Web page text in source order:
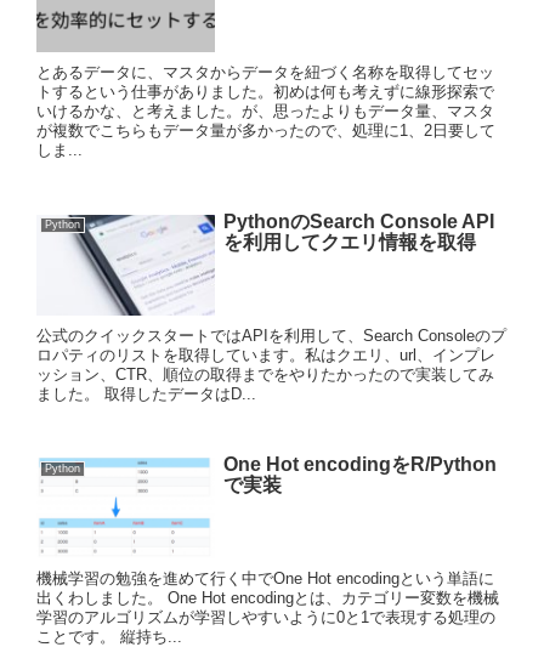
とあるデータに、マスタからデータを紐づく名称を取得してセッ
トするという仕事がありました。初めは何も考えずに線形探索で
いけるかな、と考えました。が、思ったよりもデータ量、マスタ
が複数でこちらもデータ量が多かったので、処理に1、2日要して
しま...
Python
PythonのSearch Console API
を利用してクエリ情報を取得
公式のクイックスタートではAPIを利用して、Search Consoleのプ
ロパティのリストを取得しています。私はクエリ、url、インプレ
ッション、CTR、順位の取得までをやりたかったので実装してみ
ました。 取得したデータはD...
Python
One Hot encodingをR/Python
で実装
機械学習の勉強を進めて行く中でOne Hot encodingという単語に
出くわしました。 One Hot encodingとは、カテゴリー変数を機械
学習のアルゴリズムが学習しやすいように0と1で表現する処理の
ことです。 縦持ち...